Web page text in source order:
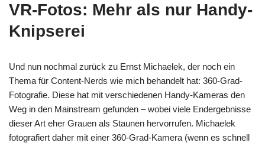
VR-Fotos: Mehr als nur Handy-
Knipserei
Und nun nochmal zurück zu Ernst Michaelek, der noch ein
Thema für Content-Nerds wie mich behandelt hat: 360-Grad-
Fotografie. Diese hat mit verschiedenen Handy-Kameras den
Weg in den Mainstream gefunden – wobei viele Endergebnisse
dieser Art eher Grauen als Staunen hervorrufen. Michaelek
fotografiert daher mit einer 360-Grad-Kamera (wenn es schnell